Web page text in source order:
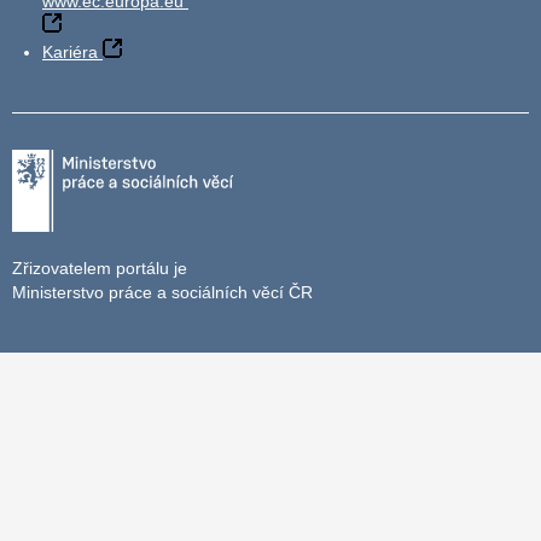
Kariéra
Zřizovatelem portálu je
Ministerstvo práce a sociálních věcí ČR